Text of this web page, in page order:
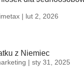
| lut 2, 2026
z Niemiec
|sty 31, 2025